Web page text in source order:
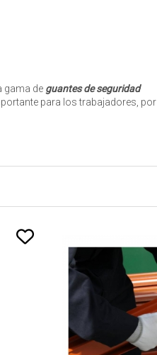
gama de guantes de seguridad
para los trabajadores, por